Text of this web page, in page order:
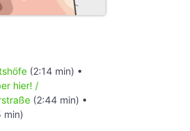
(2:14 min) •
hier! /
(2:44 min) •
min)